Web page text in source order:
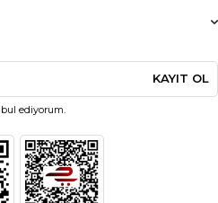
KAYIT OL
ediyorum.